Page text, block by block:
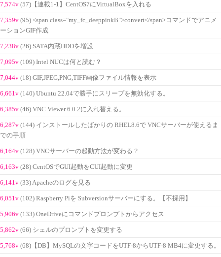
7,574v (57)【連載1-1】CentOS7にVirtualBoxを入れる
7,359v (95) <span class="my_fc_deeppinkB">convert</span>コマンドでアニメ
ーションGIF作成
7,238v (26) SATA内蔵HDDを増設
7,095v (109) Intel NUCは何と読む？
7,044v (18) GIF,JPEG,PNG,TIFF画像ファイル情報を表示
6,661v (140) Ubuntu 22.04で勝手にスリープを無効化する。
6,385v (46) VNC Viewer 6.0.2に入れ替える。
6,287v (144) インストールしたばかりの RHEL8.6で VNCサーバーが使えるま
での手順
6,164v (128) VNCサーバーの起動方法が変わる？
6,163v (28) CentOSでGUI起動をCUI起動に変更
6,141v (33) Apacheのログを見る
6,051v (102) Raspberry Piを Subversionサーバーにする。【不採用】
5,906v (133) OneDriveにコマンドプロンプトからアクセス
5,862v (66) シェルのプロンプトを変更する
5,768v (68)【DB】MySQLの文字コードをUTF-8からUTF-8 MB4に変更する。